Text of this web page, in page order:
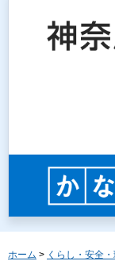
ホーム > くらし・安全